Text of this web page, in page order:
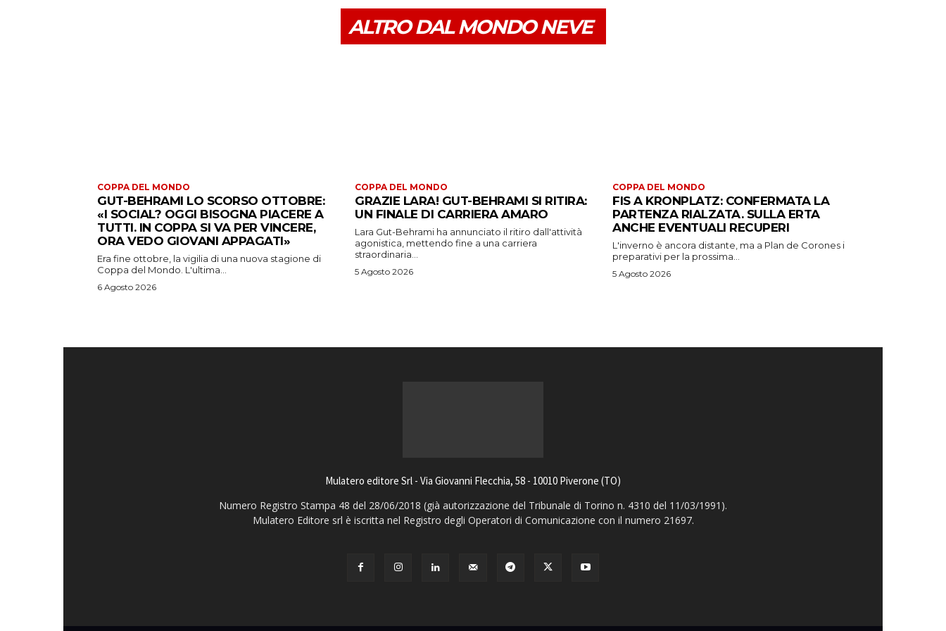
ALTRO DAL MONDO NEVE
COPPA DEL MONDO
GUT-BEHRAMI LO SCORSO OTTOBRE:
«I SOCIAL? OGGI BISOGNA PIACERE A
TUTTI. IN COPPA SI VA PER VINCERE,
ORA VEDO GIOVANI APPAGATI»
Era fine ottobre, la vigilia di una nuova stagione di
Coppa del Mondo. L'ultima...
6 Agosto 2026
COPPA DEL MONDO
GRAZIE LARA! GUT-BEHRAMI SI RITIRA:
UN FINALE DI CARRIERA AMARO
Lara Gut-Behrami ha annunciato il ritiro dall'attività
agonistica, mettendo fine a una carriera
straordinaria...
5 Agosto 2026
COPPA DEL MONDO
FIS A KRONPLATZ: CONFERMATA LA
PARTENZA RIALZATA. SULLA ERTA
ANCHE EVENTUALI RECUPERI
L'inverno è ancora distante, ma a Plan de Corones i
preparativi per la prossima...
5 Agosto 2026
Mulatero editore Srl - Via Giovanni Flecchia, 58 - 10010 Piverone (TO)
Numero Registro Stampa 48 del 28/06/2018 (già autorizzazione del Tribunale di Torino n. 4310 del 11/03/1991).
Mulatero Editore srl è iscritta nel Registro degli Operatori di Comunicazione con il numero 21697.